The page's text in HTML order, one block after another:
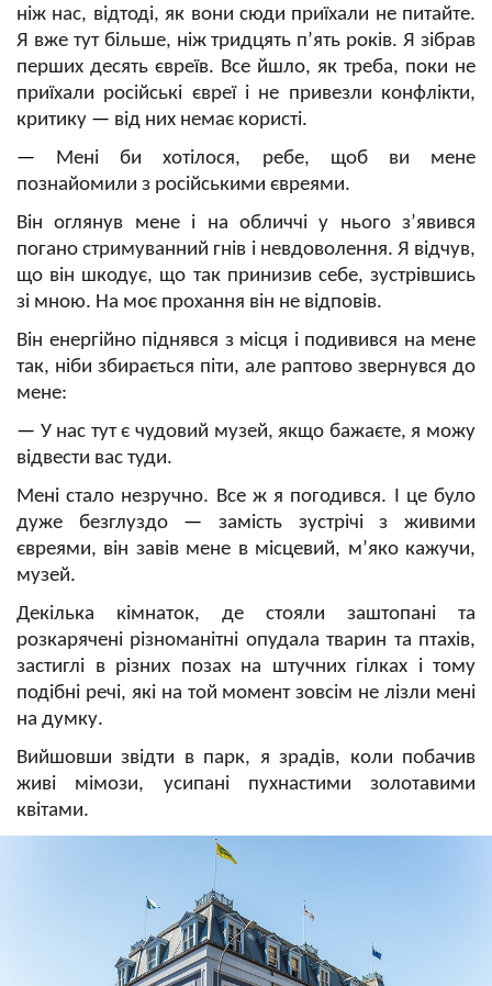
ніж нас, відтоді, як вони сюди приїхали не питайте.
Я вже тут більше, ніж тридцять п’ять років. Я зібрав
перших десять євреїв. Все йшло, як треба, поки не
приїхали російські євреї і не привезли конфлікти,
критику — від них немає користі.
— Мені би хотілося, ребе, щоб ви мене
познайомили з російськими євреями.
Він оглянув мене і на обличчі у нього з’явився
погано стримуванний гнів і невдоволення. Я відчув,
що він шкодує, що так принизив себе, зустрівшись
зі мною. На моє прохання він не відповів.
Він енергійно піднявся з місця і подивився на мене
так, ніби збирається піти, але раптово звернувся до
мене:
— У нас тут є чудовий музей, якщо бажаєте, я можу
відвести вас туди.
Мені стало незручно. Все ж я погодився. І це було
дуже безглуздо — замість зустрічі з живими
євреями, він завів мене в місцевий, м’яко кажучи,
музей.
Декілька кімнаток, де стояли заштопані та
розкарячені різноманітні опудала тварин та птахів,
застиглі в різних позах на штучних гілках і тому
подібні речі, які на той момент зовсім не лізли мені
на думку.
Вийшовши звідти в парк, я зрадів, коли побачив
живі мімози, усипані пухнастими золотавими
квітами.